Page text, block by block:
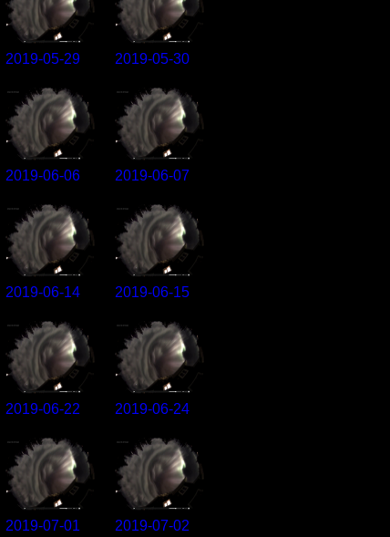
2019-05-29 2019-05-30
2019-06-06 2019-06-07
2019-06-14 2019-06-15
2019-06-22 2019-06-24
2019-07-01 2019-07-02